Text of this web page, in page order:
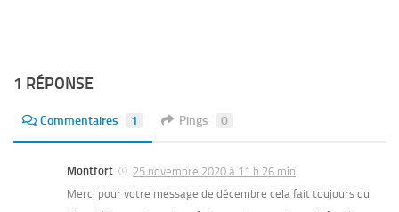
1 RÉPONSE
Commentaires 1 Pings 0
Montfort
25 novembre 2020 à 11 h 26 min
Merci pour votre message de décembre cela fait toujours du